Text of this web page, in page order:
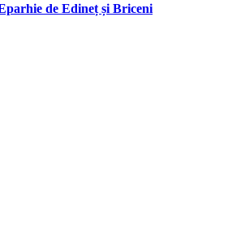
de Edineț și Briceni